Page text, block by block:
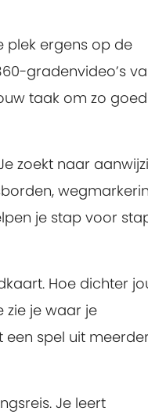
plek ergens op de
gradenvideo’s
taak om zo goed
zoekt naar
je stap voor
Hoe dichter
zie je waar je
een spel uit
Je leert